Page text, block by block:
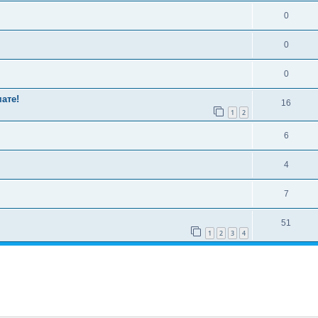
0
0
0
1 2
16
6
4
7
1 2 3 4
51